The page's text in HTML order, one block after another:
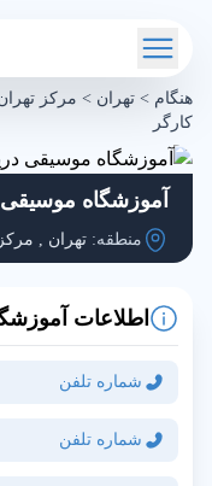
هنگام > تهران > مرکز
کارگر
آموزشگاه موسیقی
منطقه: تهران ,
اطلاعات
شماره تلفن
شماره تلفن